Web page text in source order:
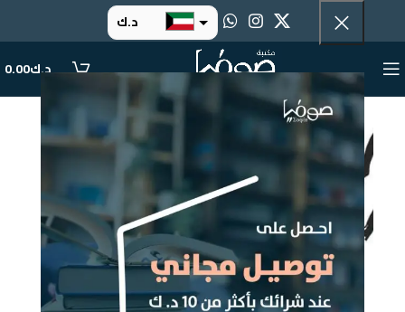
د.ك
ر.س
.د.ب
د.ك0.00